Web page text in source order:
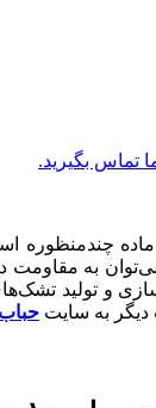
تماس بگیرید.
ماده چندمنظوره
به مقاومت
و تولید
به سایت